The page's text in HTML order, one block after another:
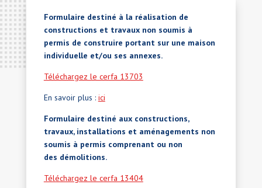
Formulaire destiné à la réalisation de
constructions et travaux non soumis à
permis de construire portant sur une maison
individuelle et/ou ses annexes.
Téléchargez le cerfa 13703
En savoir plus : ici
Formulaire destiné aux constructions,
travaux, installations et aménagements non
soumis à permis comprenant ou non
des démolitions.
Téléchargez le cerfa 13404